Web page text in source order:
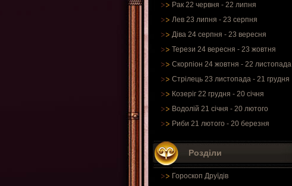
Рак 22 червня - 22 липня
Лев 23 липня - 23 серпня
Діва 24 серпня - 23 вересня
Терези 24 вересня - 23 жовтня
Скорпіон 24 жовтня - 22 листопада
Стрілець 23 листопада - 21 грудня
Козеріг 22 грудня - 20 січня
Водолій 21 січня - 20 лютого
Риби 21 лютого - 20 березня
Розділи
Гороскоп Друїдів